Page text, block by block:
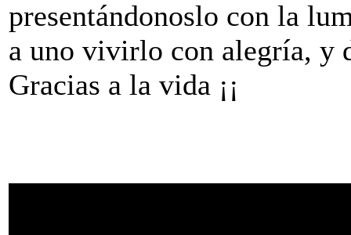
presentándonoslo con la
a uno vivirlo con alegría, y
Gracias a la vida ¡¡